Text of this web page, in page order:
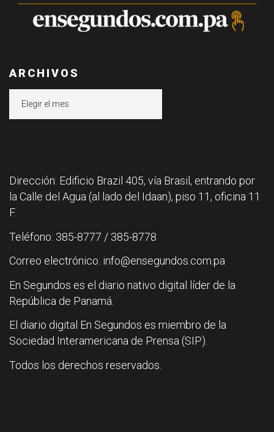
ARCHIVOS
Dirección: Edificio Brazil 405, vía Brasil, entrando por
la Calle del Agua (al lado del Idaan), piso 11, oficina 11
F.
Teléfono: 385-8777 / 385-8778
Correo electrónico: info@ensegundos.com.pa
En Segundos es el diario nativo digital líder de la
República de Panamá.
El diario digital En Segundos es miembro de la
Sociedad Interamericana de Prensa (SIP).
Todos los derechos reservados.